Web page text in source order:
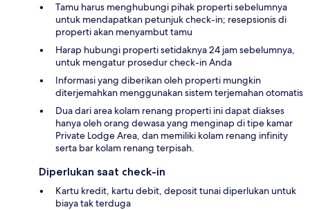
Tamu harus menghubungi pihak properti sebelumnya
untuk mendapatkan petunjuk check-in; resepsionis di
properti akan menyambut tamu
Harap hubungi properti setidaknya 24 jam sebelumnya,
untuk mengatur prosedur check-in Anda
Informasi yang diberikan oleh properti mungkin
diterjemahkan menggunakan sistem terjemahan otomatis
Dua dari area kolam renang properti ini dapat diakses
hanya oleh orang dewasa yang menginap di tipe kamar
Private Lodge Area, dan memiliki kolam renang infinity
serta bar kolam renang terpisah.
Diperlukan saat check-in
Kartu kredit, kartu debit, deposit tunai diperlukan untuk
biaya tak terduga